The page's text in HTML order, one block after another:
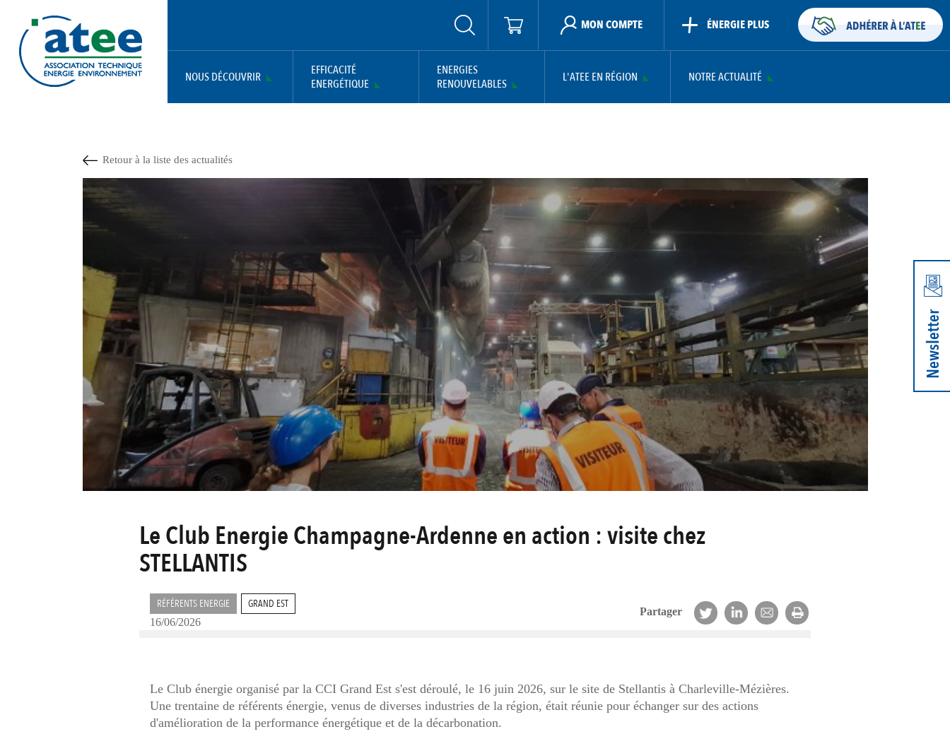
contenu
principal
MON COMPTE ÉNERGIE PLUS
NAVIGATION
NOUS DÉCOUVRIR
EFFICACITÉ
ENERGÉTIQUE
ENERGIES
RENOUVELABLES
L'ATEE EN RÉGION NOTRE ACTUALITÉ
Retour à la liste des actualités
Le Club Energie Champagne-Ardenne en action : visite chez
STELLANTIS
RÉFÉRENTS ENERGIE GRAND EST
16/06/2026
Partager
Le Club énergie organisé par la CCI Grand Est s'est déroulé, le 16 juin 2026, sur le site de Stellantis à Charleville-Mézières.
Une trentaine de référents énergie, venus de diverses industries de la région, était réunie pour échanger sur des actions
d'amélioration de la performance énergétique et de la décarbonation.
Newsletter